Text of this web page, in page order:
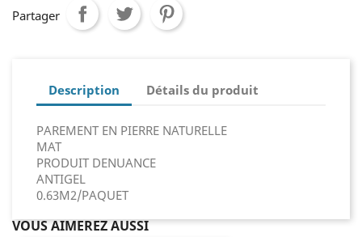
Partager
Description Détails du produit
PAREMENT EN PIERRE NATURELLE
MAT
PRODUIT DENUANCE
ANTIGEL
0.63M2/PAQUET
VOUS AIMEREZ AUSSI